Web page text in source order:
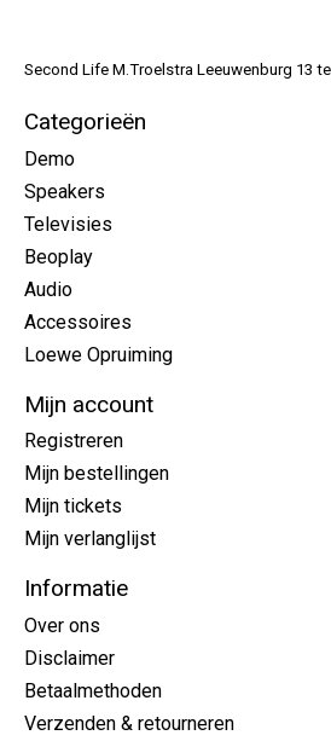
Second Life M.Troelstra Leeuwenburg 13 te
Categorieën
Demo
Speakers
Televisies
Beoplay
Audio
Accessoires
Loewe Opruiming
Mijn account
Registreren
Mijn bestellingen
Mijn tickets
Mijn verlanglijst
Informatie
Over ons
Disclaimer
Betaalmethoden
Verzenden & retourneren